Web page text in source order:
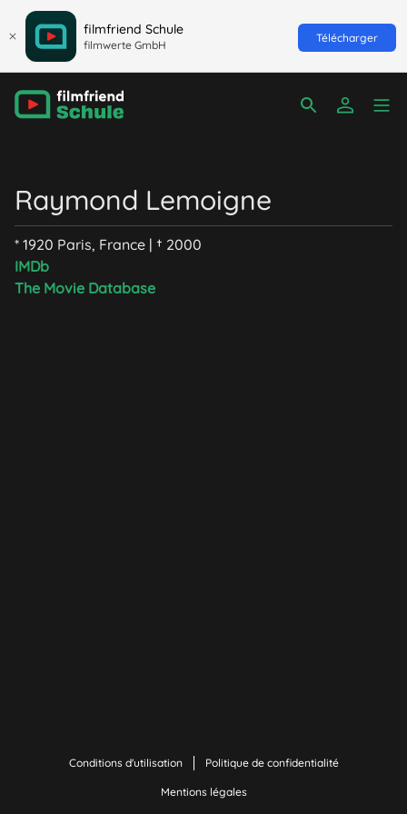
filmfriend Schule
filmwerte GmbH
Télécharger
Raymond Lemoigne
* 1920 Paris, France | † 2000
IMDb
The Movie Database
Conditions d'utilisation Politique de confidentialité
Mentions légales